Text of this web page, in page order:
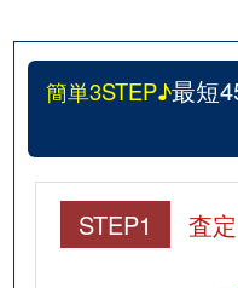
簡単3STEP♪最短
STEP1 査